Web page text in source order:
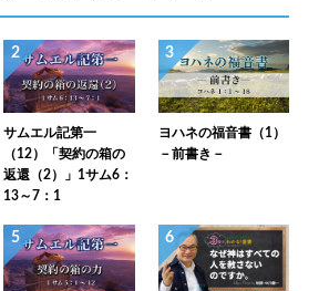
2
サムエル記第一
（12）「契約の箱の
返還（2）」1サム6：
13～7：1
3
ヨハネの福音書（1）
－前書き－
5 6